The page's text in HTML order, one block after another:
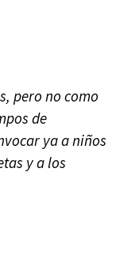
pero no como
de
ya a niños
y a los